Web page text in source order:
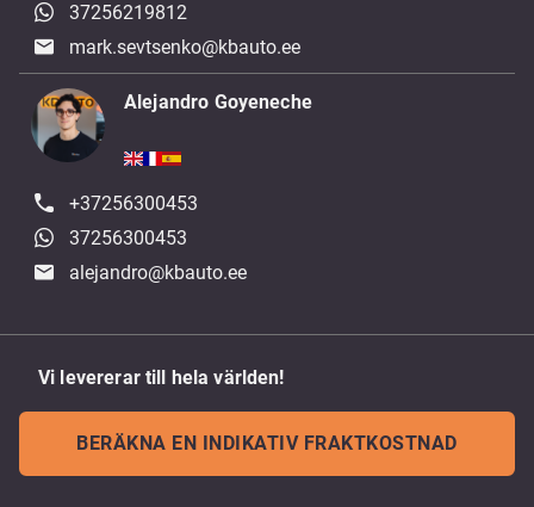
37256219812
mark.sevtsenko@kbauto.ee
Alejandro Goyeneche
+37256300453
37256300453
alejandro@kbauto.ee
Vi levererar till hela världen!
BERÄKNA EN INDIKATIV FRAKTKOSTNAD